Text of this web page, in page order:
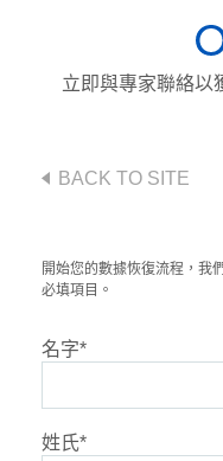
立即與專家聯絡以
BACK TO SITE
開始您的數據恢復流程，我
必填項目。
名字*
姓氏*